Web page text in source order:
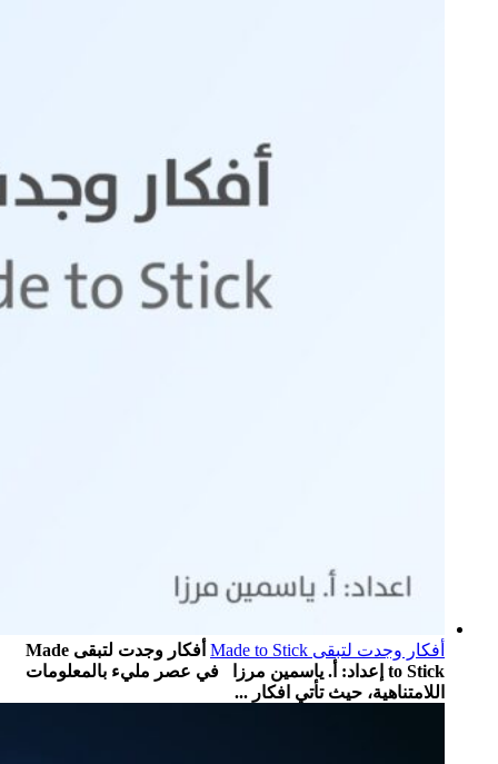
أفكار وجدت لتبقى Made to Stick
أفكار وجدت لتبقى Made
to Stick إعداد: أ. ياسمين مرزا في عصر مليء بالمعلومات
اللامتناهية، حيث تأتي افكار ...